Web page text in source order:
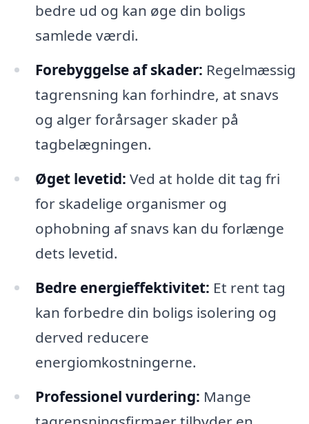
bedre ud og kan øge din boligs
samlede værdi.
Forebyggelse af skader: Regelmæssig
tagrensning kan forhindre, at snavs
og alger forårsager skader på
tagbelægningen.
Øget levetid: Ved at holde dit tag fri
for skadelige organismer og
ophobning af snavs kan du forlænge
dets levetid.
Bedre energieffektivitet: Et rent tag
kan forbedre din boligs isolering og
derved reducere
energiomkostningerne.
Professionel vurdering: Mange